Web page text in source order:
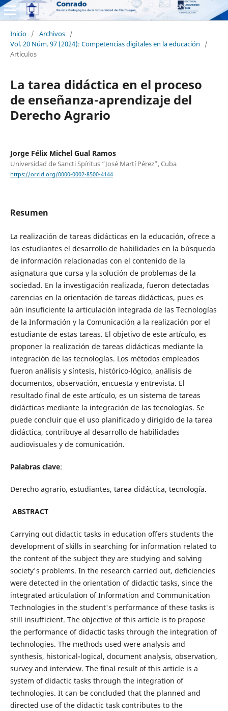
Inicio / Archivos /
Vol. 20 Núm. 97 (2024): Competencias digitales en la educación
/
Artículos
La tarea didáctica en el proceso
de enseñanza-aprendizaje del
Derecho Agrario
Jorge Félix Michel Gual Ramos
Universidad de Sancti Spíritus “José Martí Pérez”, Cuba
https://orcid.org/0000-0002-8500-4144
Resumen
La realización de tareas didácticas en la educación, ofrece a
los estudiantes el desarrollo de habilidades en la búsqueda
de información relacionadas con el contenido de la
asignatura que cursa y la solución de problemas de la
sociedad. En la investigación realizada, fueron detectadas
carencias en la orientación de tareas didácticas, pues es
aún insuficiente la articulación integrada de las Tecnologías
de la Información y la Comunicación a la realización por el
estudiante de estas tareas. El objetivo de este artículo, es
proponer la realización de tareas didácticas mediante la
integración de las tecnologías. Los métodos empleados
fueron análisis y síntesis, histórico-lógico, análisis de
documentos, observación, encuesta y entrevista. El
resultado final de este artículo, es un sistema de tareas
didácticas mediante la integración de las tecnologías. Se
puede concluir que el uso planificado y dirigido de la tarea
didáctica, contribuye al desarrollo de habilidades
audiovisuales y de comunicación.
Palabras clave:
Derecho agrario, estudiantes, tarea didáctica, tecnología.
ABSTRACT
Carrying out didactic tasks in education offers students the
development of skills in searching for information related to
the content of the subject they are studying and solving
society's problems. In the research carried out, deficiencies
were detected in the orientation of didactic tasks, since the
integrated articulation of Information and Communication
Technologies in the student's performance of these tasks is
still insufficient. The objective of this article is to propose
the performance of didactic tasks through the integration of
technologies. The methods used were analysis and
synthesis, historical-logical, document analysis, observation,
survey and interview. The final result of this article is a
system of didactic tasks through the integration of
technologies. It can be concluded that the planned and
directed use of the didactic task contributes to the